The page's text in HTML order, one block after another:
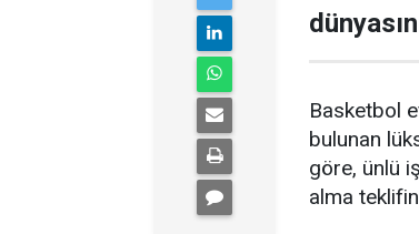
Basketbol
bulunan
göre, ünlü
alma